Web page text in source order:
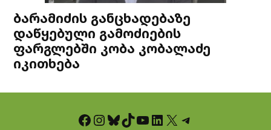
ბარამიძის განცხადებაზე
დაწყებული გამოძიების
ფარგლებში კობა კობალაძე
იკითხება
Facebook InstagramBluesky TikTok YouTube LinkedIn X Telegram